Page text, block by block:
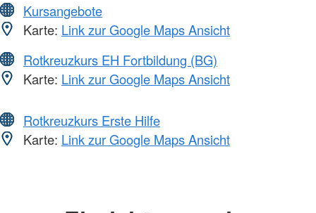
Kursangebote
Karte: Link zur Google Maps Ansicht
Rotkreuzkurs EH Fortbildung (BG)
Karte: Link zur Google Maps Ansicht
Rotkreuzkurs Erste Hilfe
Karte: Link zur Google Maps Ansicht